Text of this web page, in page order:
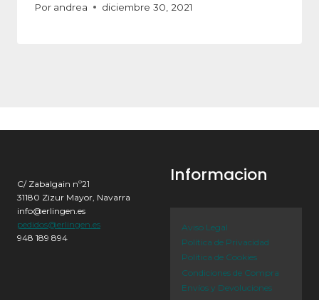
Por andrea diciembre 30, 2021
C/ Zabalgain nº21
31180 Zizur Mayor, Navarra
info@erlingen.es
pedidos@erlingen.es
948 189 894
Informacion
Aviso Legal
Política de Privacidad
Política de Cookies
Condiciones de Compra
Envíos y Devoluciones